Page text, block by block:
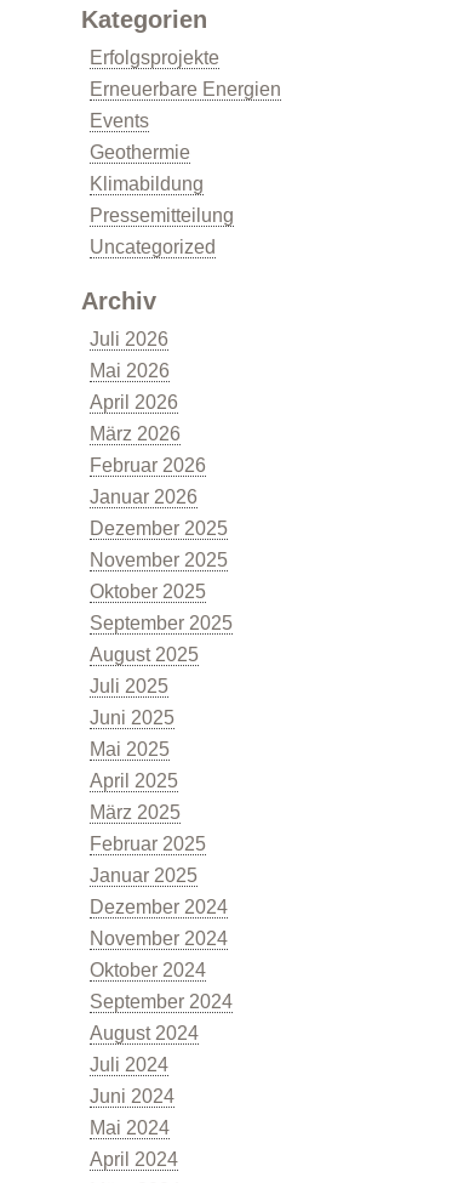
Klimabildung
Kommunen
Kommunale Energie- und Wärmeplanung
Kommunales Energiemanagement
Projektbegleitung
Kategorien
Erfolgsprojekte
Erneuerbare Energien
Events
Geothermie
Klimabildung
Pressemitteilung
Uncategorized
Archiv
Juli 2026
Mai 2026
April 2026
März 2026
Februar 2026
Januar 2026
Dezember 2025
November 2025
Oktober 2025
September 2025
August 2025
Juli 2025
Juni 2025
Mai 2025
April 2025
März 2025
Februar 2025
Januar 2025
Dezember 2024
November 2024
Oktober 2024
September 2024
August 2024
Juli 2024
Juni 2024
Mai 2024
April 2024